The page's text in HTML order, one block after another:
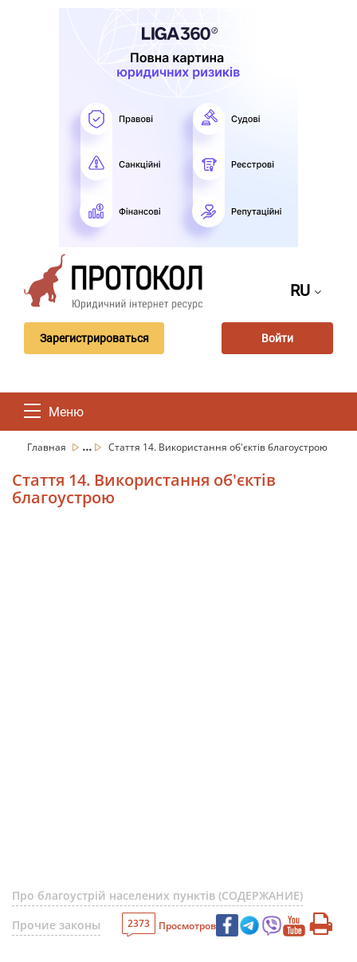
RU
Зарегистрироваться Войти
Меню
Главная ... Стаття 14. Використання об'єктів благоустрою
Стаття 14. Використання об'єктів
благоустрою
Про благоустрій населених пунктів (СОДЕРЖАНИЕ)
Прочие законы
2373 Просмотров